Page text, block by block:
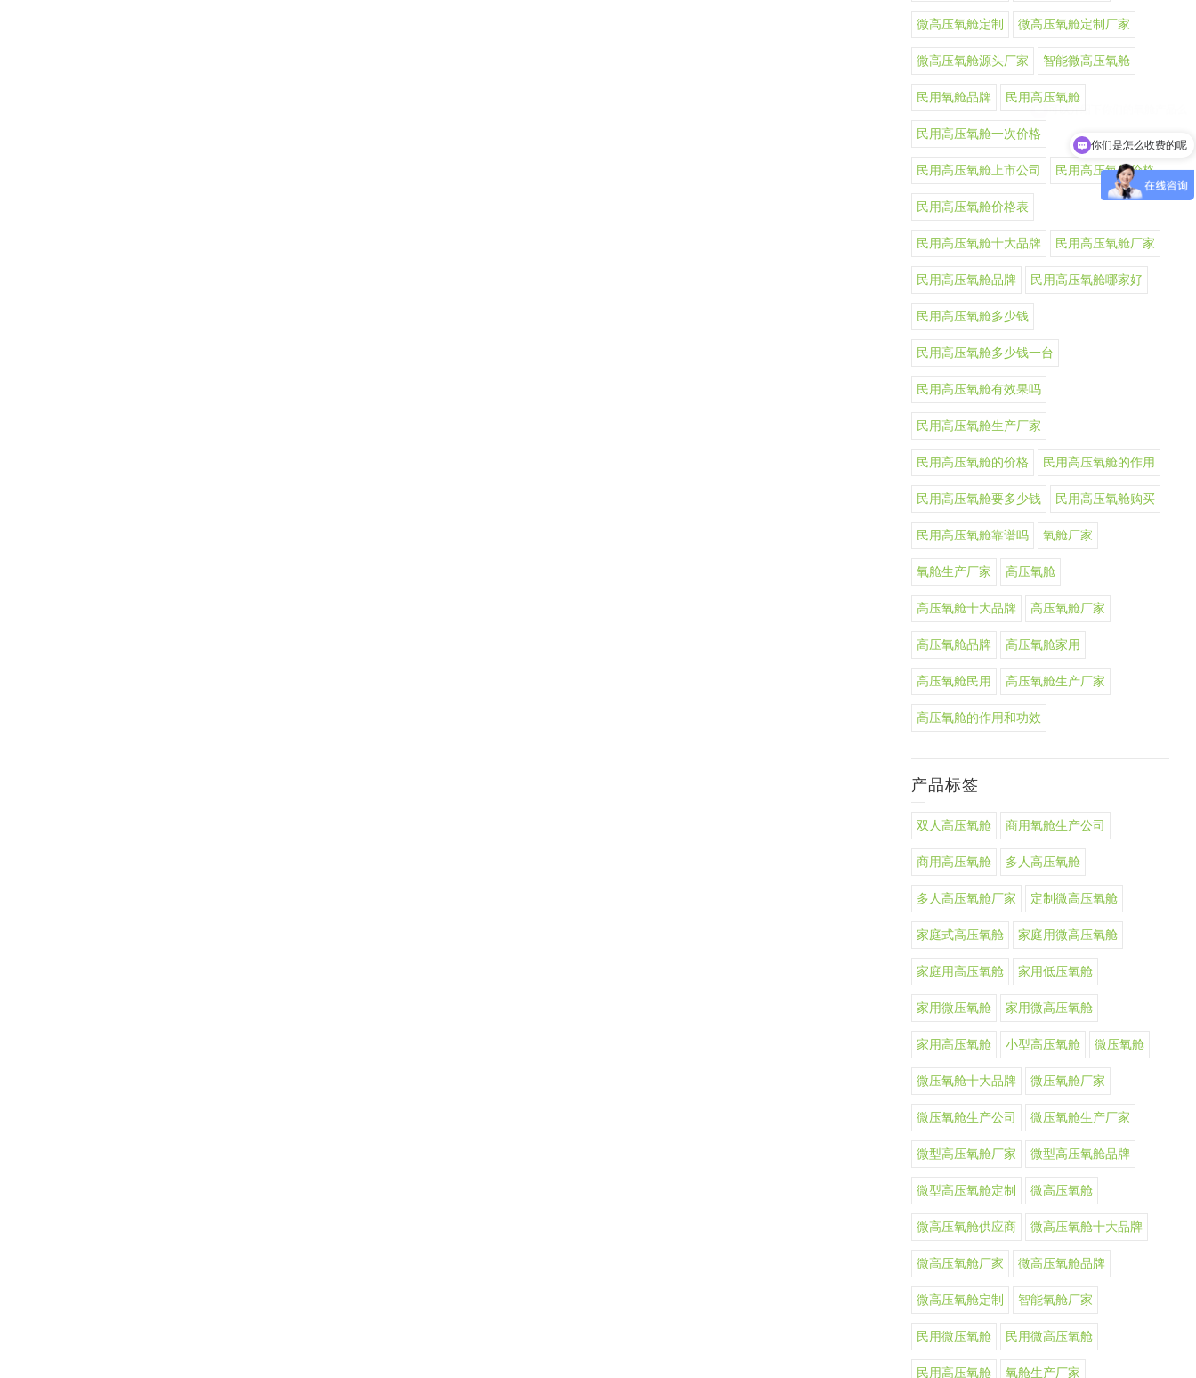
微高压氧舱定制 微高压氧舱定制厂家
微高压氧舱源头厂家 智能微高压氧舱
民用氧舱品牌 民用高压氧舱
民用高压氧舱一次价格
民用高压氧舱上市公司 民用高压氧舱价格
民用高压氧舱价格表
民用高压氧舱十大品牌 民用高压氧舱厂家
民用高压氧舱品牌 民用高压氧舱哪家好
民用高压氧舱多少钱
民用高压氧舱多少钱一台
民用高压氧舱有效果吗
民用高压氧舱生产厂家
民用高压氧舱的价格 民用高压氧舱的作用
民用高压氧舱要多少钱 民用高压氧舱购买
民用高压氧舱靠谱吗 氧舱厂家
氧舱生产厂家 高压氧舱
高压氧舱十大品牌 高压氧舱厂家
高压氧舱品牌 高压氧舱家用
高压氧舱民用 高压氧舱生产厂家
高压氧舱的作用和功效
产品标签
双人高压氧舱 商用氧舱生产公司
商用高压氧舱 多人高压氧舱
多人高压氧舱厂家 定制微高压氧舱
家庭式高压氧舱 家庭用微高压氧舱
家庭用高压氧舱 家用低压氧舱
家用微压氧舱 家用微高压氧舱
家用高压氧舱 小型高压氧舱 微压氧舱
微压氧舱十大品牌 微压氧舱厂家
微压氧舱生产公司 微压氧舱生产厂家
微型高压氧舱厂家 微型高压氧舱品牌
微型高压氧舱定制 微高压氧舱
微高压氧舱供应商 微高压氧舱十大品牌
微高压氧舱厂家 微高压氧舱品牌
微高压氧舱定制 智能氧舱厂家
民用微压氧舱 民用微高压氧舱
民用高压氧舱 氧舱生产厂家
你们是怎么收费的呢